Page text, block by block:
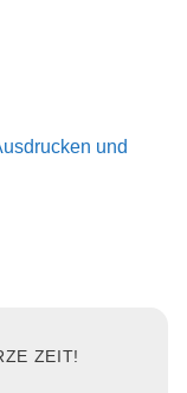
und
ZEIT!